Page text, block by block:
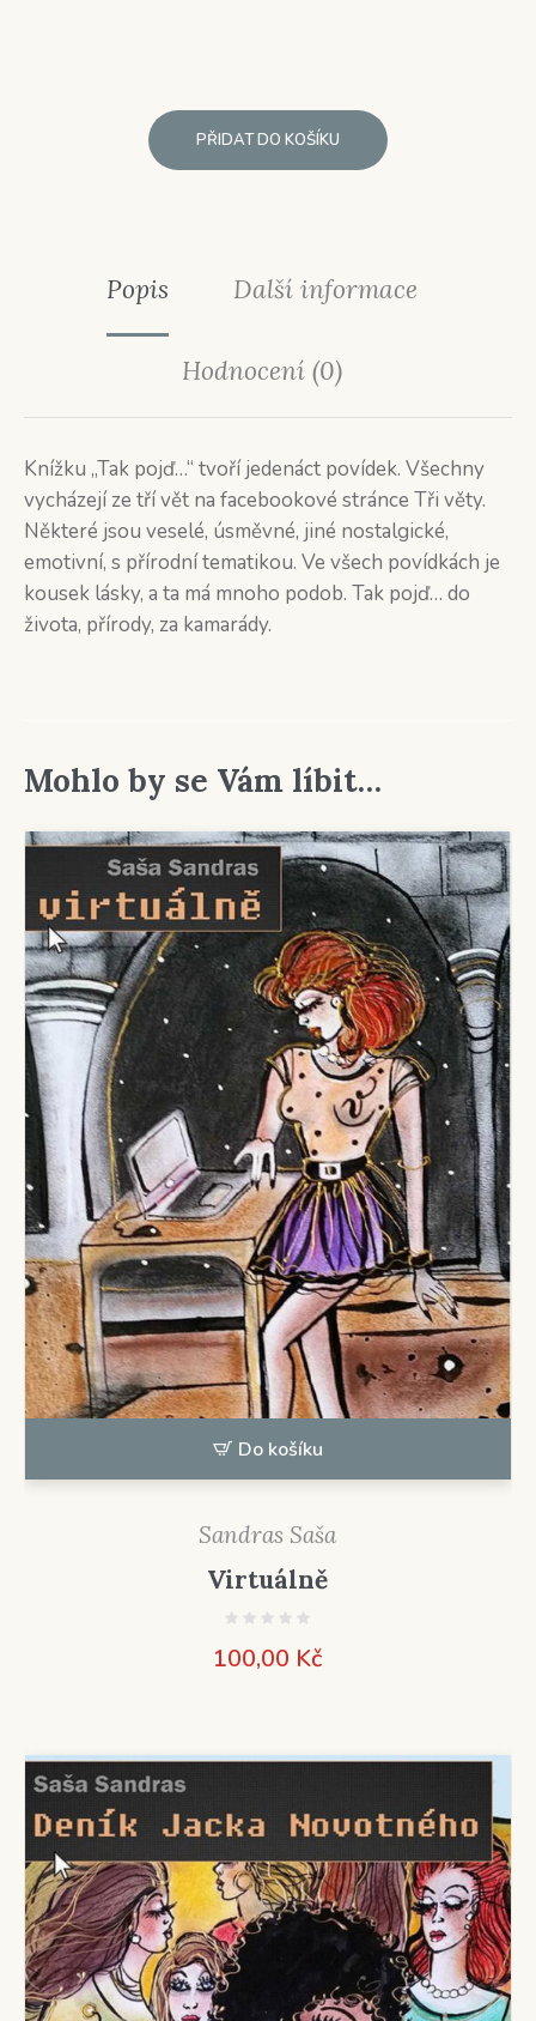
PŘIDAT DO KOŠÍKU
Popis Další informace
Hodnocení (0)
Knížku „Tak pojď…“ tvoří jedenáct povídek. Všechny
vycházejí ze tří vět na facebookové stránce Tři věty.
Některé jsou veselé, úsměvné, jiné nostalgické,
emotivní, s přírodní tematikou. Ve všech povídkách je
kousek lásky, a ta má mnoho podob. Tak pojď… do
života, přírody, za kamarády.
Mohlo by se Vám líbit…
Do košíku
Sandras Saša
Virtuálně
100,00 Kč